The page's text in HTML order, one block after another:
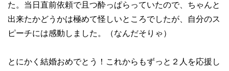
た。当日直前依頼で且つ酔っぱらっていたので、ちゃんと
出来たかどうかは極めて怪しいところでしたが、自分のス
ピーチには感動しました。（なんだそりゃ）
とにかく結婚おめでとう！これからもずっと２人を応援し